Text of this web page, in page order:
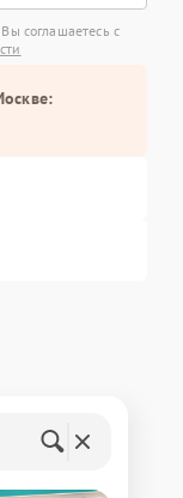
соглашаетесь с